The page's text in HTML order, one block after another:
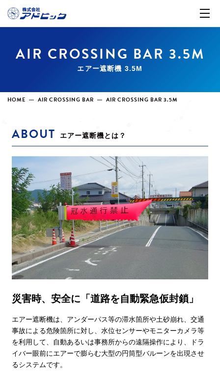
AIR CROSSING BAR 3.5M
エアー遮断機 3.5M
HOME AIR CROSSING BAR AIR CROSSING BAR 3.5M
ABOUT エアー遮断機とは？
災害時、安全に「道路を自動緊急仮封鎖」
エアー遮断機は、アンダーパス等の滞水箇所や土砂崩れ、交通
事故による危険箇所に対し、水位センサーやモニターカメラ等
を利用して、自動あるいは事務所からの遠隔操作により、ドラ
イバー眼前にエアーで膨らむ大型の円筒型バルーンを出現させ
るシステムです。